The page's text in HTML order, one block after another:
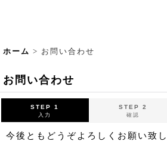
ホーム > お問い合わせ
お問い合わせ
STEP 1
入力
STEP 2
確認
今後ともどうぞよろしくお願い致し